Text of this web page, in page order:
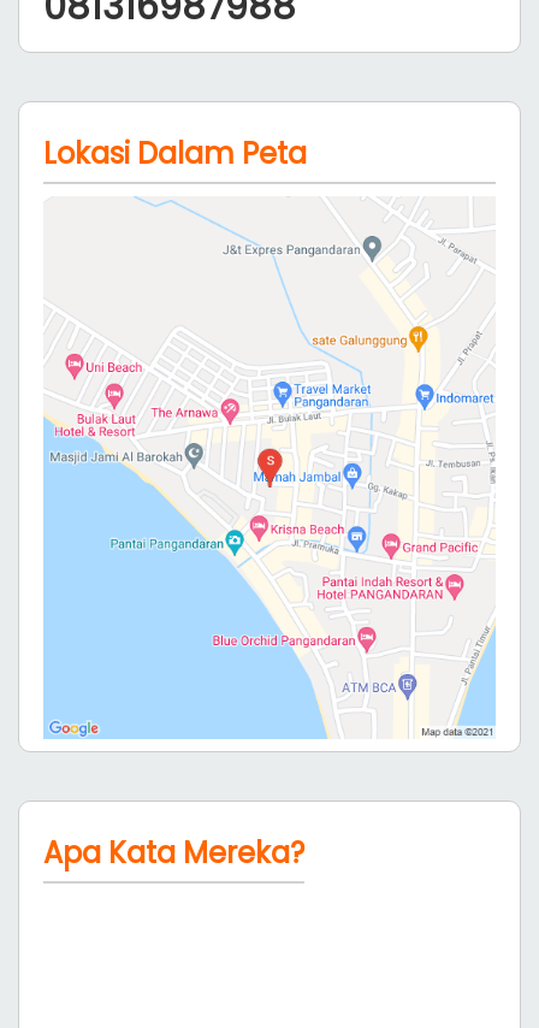
Mandi, Ruang Keluarga, Free Extra Bed 3, TV,
Dispenser, Kulkas, Rice Cooker, Dapur. (Rate
45 orang
Rp. 3.000.000
Rp. 2.500.000
harga sudah termasuk pajak
Senin, 10 Agustus 2026 tersedia
kamar
Selasa, 11 Agustus 2026 tersedia
Ganti Tanggal
Butuh Bantuan?
Kami siap melayani anda dan membantu anda
mendapatkan kamar yang terbaik untuk liburan
anda, jangan sungkan untuk hubungi kami
0265-639380
081316987988